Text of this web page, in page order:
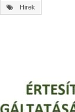
Hirek